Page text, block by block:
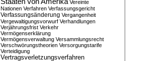
Vereinte
Nationen Verfahren Verfassungsgericht
Verfassungsänderung Vergangenheit
Vergewaltigungsvorwurf Verhandlungen
Verjährungsfrist Verkehr
Vermögenserklärung
Vermögensverwaltung Versammlungsrecht
Verschwörungstheorien Versorgungstarife
Verteidigung
Vertragsverletzungsverfahren